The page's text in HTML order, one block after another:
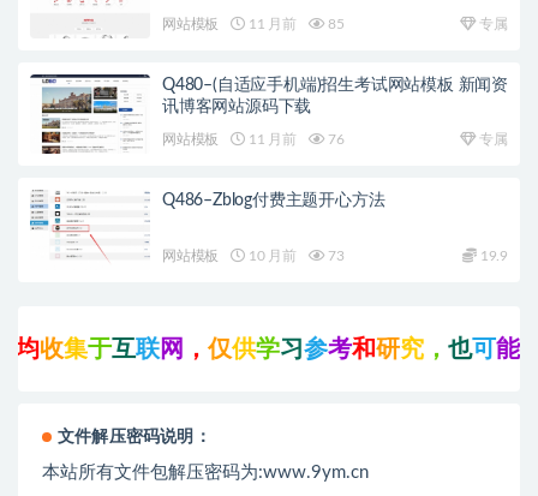
网站模板 11 月前 85 专属
Q480–(自适应手机端)招生考试网站模板 新闻资
讯博客网站源码下载
网站模板 11 月前 76 专属
Q486–Zblog付费主题开心方法
网站模板 10 月前 73 19.9
收集于互联网 ， 仅供学习参考和研究， 也可能存
文件解压密码说明：
本站所有文件包解压密码为:www.9ym.cn